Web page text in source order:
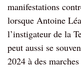
manifestations
lorsque Antoine
l’instigateur de la
peut aussi se
2024 à des